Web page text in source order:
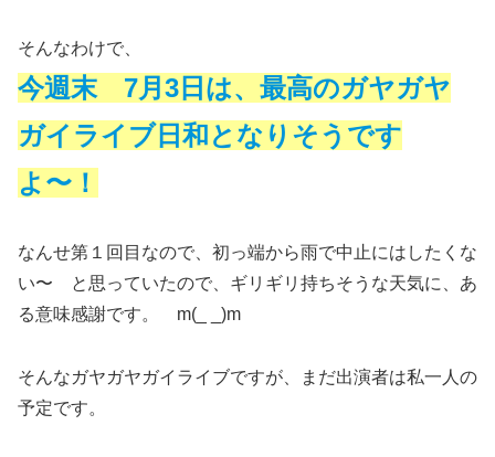
そんなわけで、
今週末 7月3日は、最高のガヤガヤ
ガイライブ日和となりそうです
よ〜！
なんせ第１回目なので、初っ端から雨で中止にはしたくな
い〜 と思っていたので、ギリギリ持ちそうな天気に、あ
る意味感謝です。 m(_ _)m
そんなガヤガヤガイライブですが、まだ出演者は私一人の
予定です。